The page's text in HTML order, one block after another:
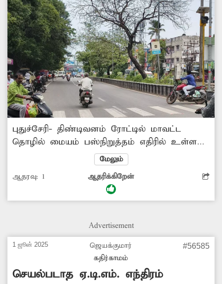
புதுச்சேரி- திண்டிவனம் ரோட்டில் மாவட்ட
தொழில் மையம் பஸ்நிறுத்தம் எதிரில் உள்ள
மரம் பட்டுப்போய் உள்ளது. ஏதேனும்
அசம்பாவிதம் ஏற்படும் முன் மரத்தை வெட்டி
அகற்ற அதிகாரிகள் நடவடிக்கை எடுப்பார்களா?
மேலும்
ஆதரவு: 1 ஆதரிக்கிறேன்
Advertisement
1 ஜூன் 2025
ஜெயக்குமார்
கதிர்காமம்
#56585
செயல்படாத ஏ.டி.எம். எந்திரம்